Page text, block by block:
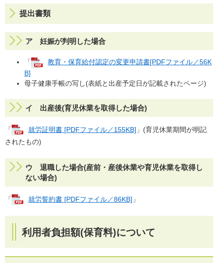
提出書類
ア 妊娠が判明した場合
「
教育・保育給付認定の変更申請書[PDFファイル／56K
B]
母子健康手帳の写し(表紙と出産予定日が記載されたページ)
イ 出産後(育児休業を取得した場合)
「 就労証明書 [PDFファイル／155KB] 」(育児休業期間が明記
されたもの)
ウ 退職した場合(産前・産後休業や育児休業を取得し
ない場合)
「 就労誓約書 [PDFファイル／86KB] 」
利用者負担額(保育料)について